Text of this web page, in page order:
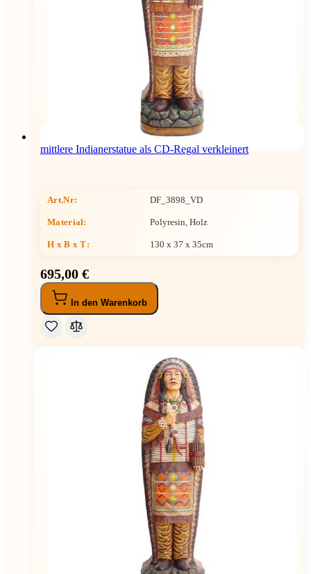
mittlere Indianerstatue als CD-Regal verkleinert
Art.Nr: DF_3898_VD
Material: Polyresin, Holz
H x B x T: 130 x 37 x 35cm
695,00 €
In den Warenkorb